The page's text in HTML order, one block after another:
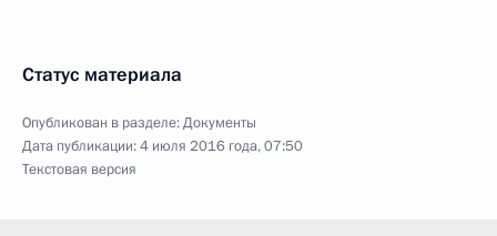
Статус материала
Опубликован в разделе:Документы
Дата публикации:4 июля 2016 года, 07:50
Текстовая версия